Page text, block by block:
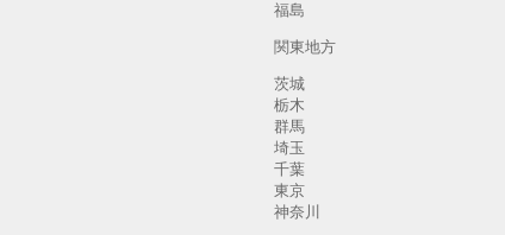
福島
関東地方
茨城
栃木
群馬
埼玉
千葉
東京
神奈川